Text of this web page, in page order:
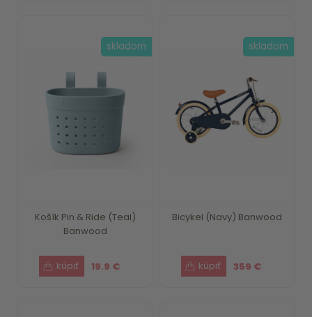
Košík Pin & Ride (Teal)
Banwood
19.9 €
skladom
Bicykel (Navy) Banwood
359 €
skladom